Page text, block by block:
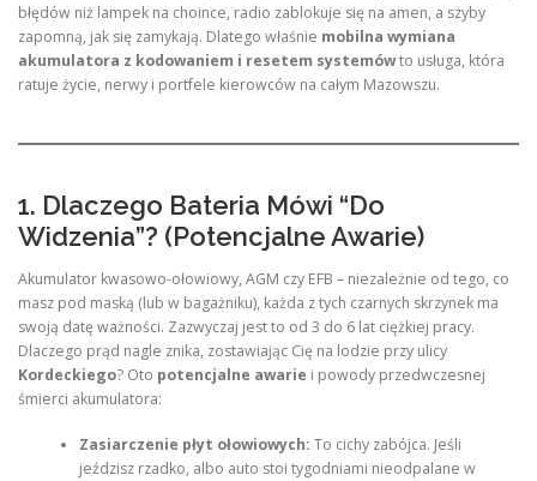
błędów niż lampek na choince, radio zablokuje się na amen, a szyby
zapomną, jak się zamykają. Dlatego właśnie mobilna wymiana
akumulatora z kodowaniem i resetem systemówto usługa, która
ratuje życie, nerwy i portfele kierowców na całym Mazowszu.
1. Dlaczego Bateria Mówi “Do
Widzenia”? (Potencjalne Awarie)
Akumulator kwasowo-ołowiowy, AGM czy EFB – niezależnie od tego, co
masz pod maską (lub w bagażniku), każda z tych czarnych skrzynek ma
swoją datę ważności. Zazwyczaj jest to od 3 do 6 lat ciężkiej pracy.
Dlaczego prąd nagle znika, zostawiając Cię na lodzie przy ulicy
Kordeckiego? Oto potencjalne awarie i powody przedwczesnej
śmierci akumulatora:
Zasiarczenie płyt ołowiowych: To cichy zabójca. Jeśli
jeździsz rzadko, albo auto stoi tygodniami nieodpalane w